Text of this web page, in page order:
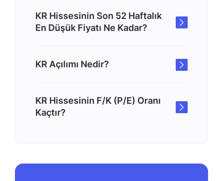
KR Hissesinin Son 52 Haftalık
En Düşük Fiyatı Ne Kadar?
KR Açılımı Nedir?
KR Hissesinin F/K (P/E) Oranı
Kaçtır?